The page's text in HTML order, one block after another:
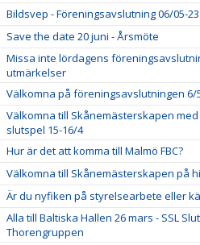
Bildsvep - Föreningsavslutning 06/05-23
Save the date 20 juni - Årsmöte
Missa inte lördagens
utmärkelser
Välkomna på föreningsavslutningen 6/
Välkomna till Skånemästerskapen
slutspel 15-16/4
Hur är det att komma till Malmö FBC?
Välkomna till Skånemästerskapen på
Är du nyfiken på styrelsearbete eller
Alla till Baltiska Hallen 26 mars - SSL
Thorengruppen